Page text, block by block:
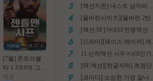
01:37:15
[7월] 존트라볼
타 1.3.0.0억 그림
을 훔쳐라 [ 젠틀
액션
[울버린시리즈][울버린 2탄] 더 울버린 확장판 완벽자막
[SF,액션][한글자막] 최첨단 미래